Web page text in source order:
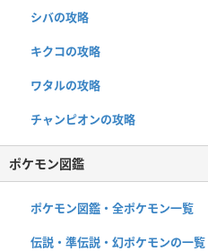
シバの攻略
キクコの攻略
ワタルの攻略
チャンピオンの攻略
ポケモン図鑑
ポケモン図鑑・全ポケモン一覧
伝説・準伝説・幻ポケモンの一覧